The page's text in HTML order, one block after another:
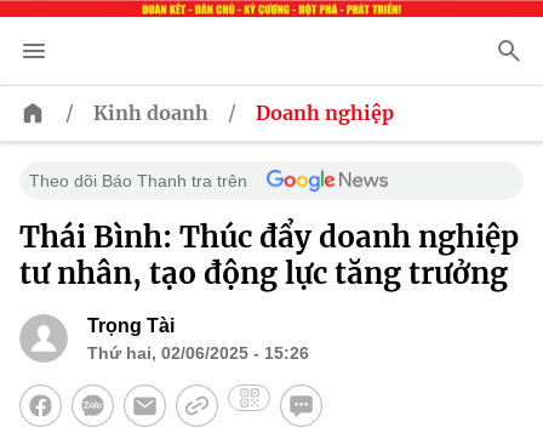
/ Kinh doanh / Doanh nghiệp
Theo dõi Báo Thanh tra trên
Thái Bình: Thúc đẩy doanh nghiệp
tư nhân, tạo động lực tăng trưởng
Trọng Tài
Thứ hai, 02/06/2025 - 15:26